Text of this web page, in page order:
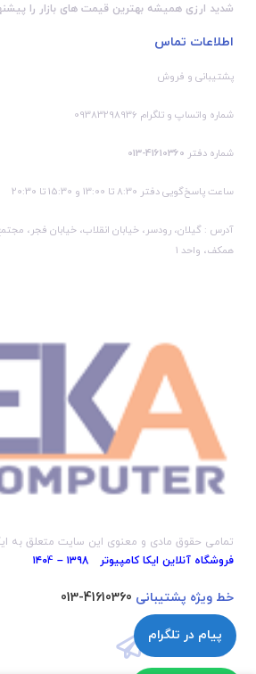
شدید ارزی همیشه بهترین قیمت های بازار را
اطلاعات تماس
پشتیبانی و فروش
شماره واتساپ و تلگرام 09383298936
شماره دفتر 41610360-013
ساعت پاسخ‌گویی دفتر 8:30 تا 13:00 و 15:30 تا 20:30
آدرس : گیلان، رودسر، خیابان انقلاب، خیابان فجر،
همکف، واحد 1
تمامی حقوق مادی و معنوی این سایت متعلق به
فروشگاه آنلاین ایکا کامپیوتر ۱۳۹8 – ۱۴۰
4
خط ویژه پشتیبانی 41610360-013
پیام در تلگرام